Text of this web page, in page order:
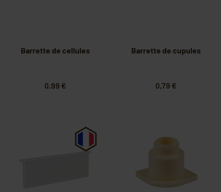
Barrette de cellules
0,99 €
Barrette de cupules
0,79 €